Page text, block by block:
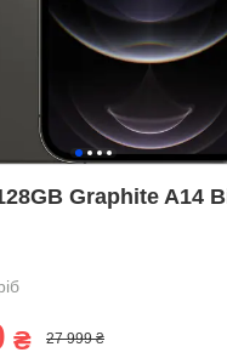
Graphite A14
₴ 27 999 ₴